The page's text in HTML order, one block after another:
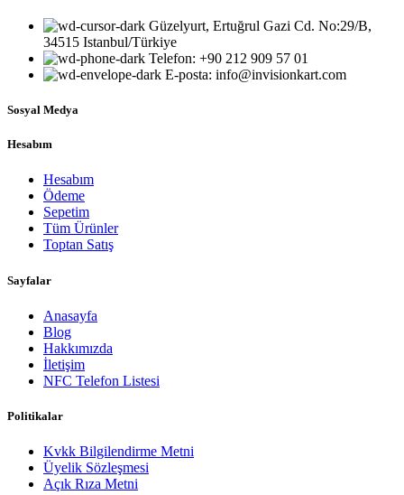
Güzelyurt, Ertuğrul Gazi Cd. No:29/B,
34515 Istanbul/Türkiye
Telefon: +90 212 909 57 01
E-posta: info@invisionkart.com
Sosyal Medya
Hesabım
Hesabım
Ödeme
Sepetim
Tüm Ürünler
Toptan Satış
Sayfalar
Anasayfa
Blog
Hakkımızda
İletişim
NFC Telefon Listesi
Politikalar
Kvkk Bilgilendirme Metni
Üyelik Sözleşmesi
Açık Rıza Metni